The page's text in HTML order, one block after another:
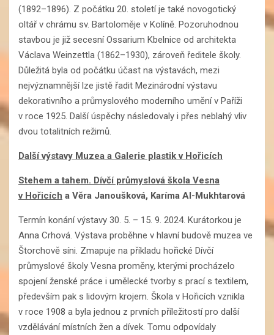
(1892–1896). Z počátku 20. století je také novogotický
oltář v chrámu sv. Bartoloměje v Kolíně. Pozoruhodnou
stavbou je již secesní Ossarium Kbelnice od architekta
Václava Weinzettla (1862–1930), zároveň ředitele školy.
Důležitá byla od počátku účast na výstavách, mezi
nejvýznamnější lze jistě řadit Mezinárodní výstavu
dekorativního a průmyslového moderního umění v Paříži
v roce 1925. Další úspěchy následovaly i přes neblahý vliv
dvou totalitních režimů.
Další výstavy Muzea a Galerie plastik v Hořicích
Stehem a tahem. Dívčí průmyslová škola Vesna
v Hořicích a Věra Janoušková, Karíma Al-Mukhtarová
Termín konání výstavy 30. 5. – 15. 9. 2024. Kurátorkou je
Anna Crhová. Výstava proběhne v hlavní budově muzea ve
Štorchově síni. Zmapuje na příkladu hořické Dívčí
průmyslové školy Vesna proměny, kterými procházelo
spojení ženské práce i umělecké tvorby s prací s textilem,
především pak s lidovým krojem. Škola v Hořicích vznikla
v roce 1908 a byla jednou z prvních příležitostí pro další
vzdělávání místních žen a dívek. Tomu odpovídaly